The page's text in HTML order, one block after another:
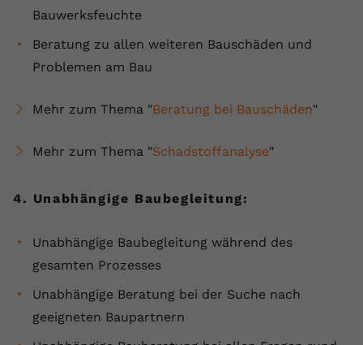
Bauwerksfeuchte
Beratung zu allen weiteren Bauschäden und
Problemen am Bau
Mehr zum Thema "Beratung bei Bauschäden"
Mehr zum Thema "Schadstoffanalyse"
4. Unabhängige Baubegleitung:
Unabhängige Baubegleitung während des
gesamten Prozesses
Unabhängige Beratung bei der Suche nach
geeigneten Baupartnern